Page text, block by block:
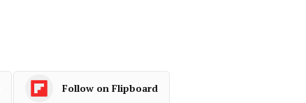
Follow on Flipboard